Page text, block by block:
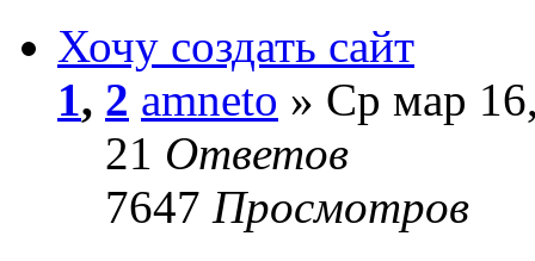
Хочу создать сайт
1, 2 amneto » Ср мар
21 Ответов
7647 Просмотров